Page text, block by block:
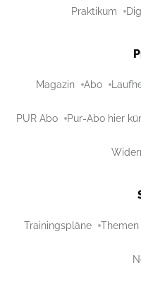
Praktikum
Magazin Abo
PUR Abo Pur-Abo hier
Trainingspläne Themen